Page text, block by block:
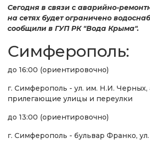
Сегодня в связи с аварийно-
на сетях будет ограничено
сообщили в ГУП РК "Вода Крыма".
Симферополь:
до 16:00 (ориентировочно)
г. Симферополь - ул. им. Н.И. Черных,
прилегающие улицы и переулки
до 13:00 (ориентировочно)
г. Симферополь - бульвар Франко,